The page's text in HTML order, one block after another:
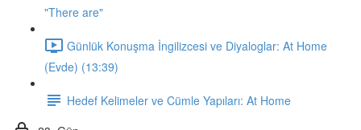
"There are"
Günlük Konuşma İngilizcesi ve Diyaloglar: At Home
(Evde) (13:39)
Hedef Kelimeler ve Cümle Yapıları: At Home